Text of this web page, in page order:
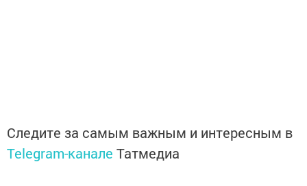
Следите за самым важным и интересным в
Telegram-канале Татмедиа